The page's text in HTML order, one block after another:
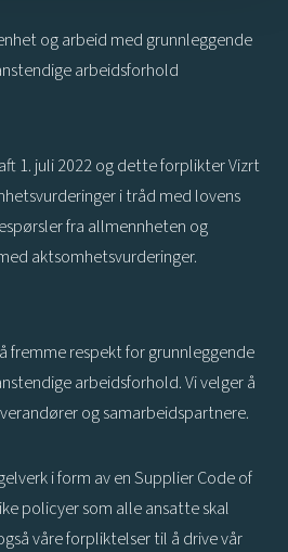
og arbeid med grunnleggende
arbeidsforhold
1. juli 2022 og dette forplikter Vizrt
i tråd med lovens
fra allmennheten og
aktsomhetsvurderinger.
fremme respekt for grunnleggende
arbeidsforhold. Vi velger å
og samarbeidspartnere.
i form av en Supplier Code of
policyer som alle ansatte skal
våre forpliktelser til å drive vår